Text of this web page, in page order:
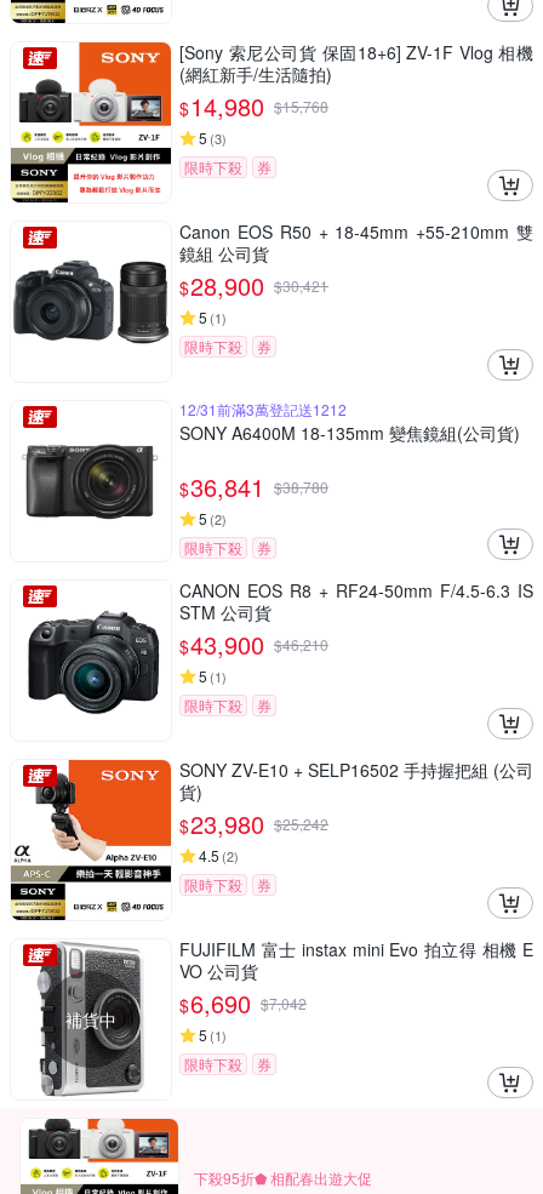
[Sony 索尼公司貨 保固18+6] ZV-1F Vlog 相機
(網紅新手/生活隨拍)
$14,980 $15,768
5 (3)
限時下殺 券
Canon EOS R50 + 18-45mm +55-210mm 雙
鏡組 公司貨
$28,900 $30,421
5 (1)
限時下殺 券
12/31前滿3萬登記送1212
SONY A6400M 18-135mm 變焦鏡組(公司貨)
$36,841 $38,780
5 (2)
限時下殺 券
CANON EOS R8 + RF24-50mm F/4.5-6.3 IS
STM 公司貨
$43,900 $46,210
5 (1)
限時下殺 券
SONY ZV-E10 + SELP16502 手持握把組 (公司
貨)
$23,980 $25,242
4.5 (2)
限時下殺 券
補貨中
FUJIFILM 富士 instax mini Evo 拍立得 相機 E
VO 公司貨
$6,690 $7,042
5 (1)
限時下殺 券
下殺95折⬟ 相配春出遊大促